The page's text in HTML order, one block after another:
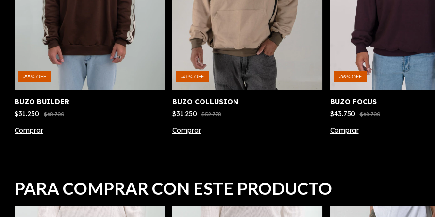
-55% OFF
BUZO BUILDER
$31.250
$68.700
Comprar
-41% OFF
BUZO COLLUSION
$31.250
$52.778
Comprar
-36% OFF
BUZO FOCUS
$43.750
$68.700
Comprar
PARA COMPRAR CON ESTE PRODUCTO